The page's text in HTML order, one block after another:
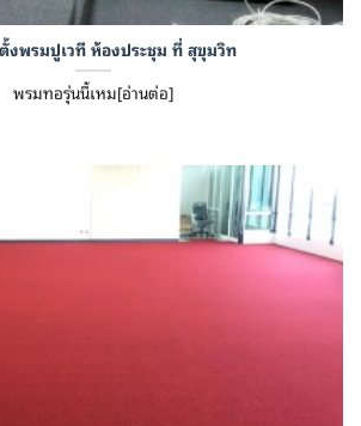
งพรมปูเวที ห้องประชุม ที่ สุขุมวิท
พรมทอรุ่นนี้เหม[อ่านต่อ]